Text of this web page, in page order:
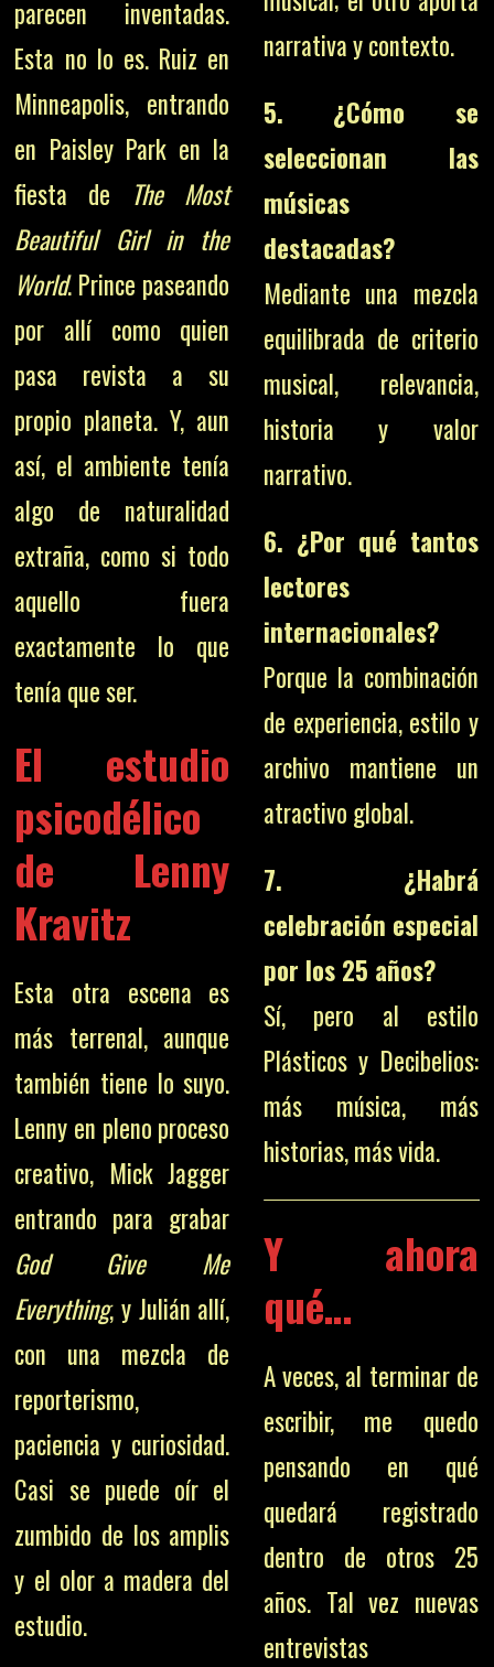
parecen inventadas.
Esta no lo es. Ruiz en
Minneapolis, entrando
en Paisley Park en la
fiesta de The Most
Beautiful Girl in the
World. Prince paseando
por allí como quien
pasa revista a su
propio planeta. Y, aun
así, el ambiente tenía
algo de naturalidad
extraña, como si todo
aquello fuera
exactamente lo que
tenía que ser.
El estudio
psicodélico
de Lenny
Kravitz
Esta otra escena es
más terrenal, aunque
también tiene lo suyo.
Lenny en pleno proceso
creativo, Mick Jagger
entrando para grabar
God Give Me
Everything, y Julián allí,
con una mezcla de
reporterismo,
paciencia y curiosidad.
Casi se puede oír el
zumbido de los amplis
y el olor a madera del
estudio.
narrativa y contexto.
5. ¿Cómo se
seleccionan las
músicas
destacadas?
Mediante una mezcla
equilibrada de criterio
musical, relevancia,
historia y valor
narrativo.
6. ¿Por qué tantos
lectores
internacionales?
Porque la combinación
de experiencia, estilo y
archivo mantiene un
atractivo global.
7. ¿Habrá
celebración especial
por los 25 años?
Sí, pero al estilo
Plásticos y Decibelios:
más música, más
historias, más vida.
Y ahora
qué…
A veces, al terminar de
escribir, me quedo
pensando en qué
quedará registrado
dentro de otros 25
años. Tal vez nuevas
entrevistas